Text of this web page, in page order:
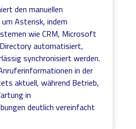
den manuellen
Asterisk, indem
wie CRM, Microsoft
automatisiert,
synchronisiert werden.
in der
aktuell, während Betrieb,
in
deutlich vereinfacht